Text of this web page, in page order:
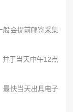
会提前邮寄采集
于当天中午12点
快当天出具电子